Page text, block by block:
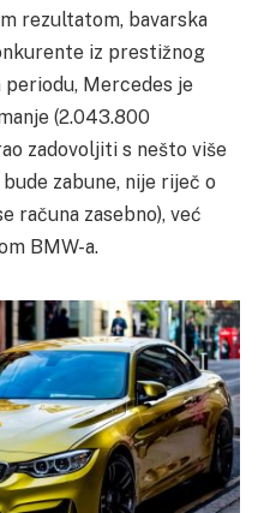
rezultatom, bavarska
iz prestižnog
Mercedes je
(2.043.800
zadovoljiti s nešto više
zabune, nije riječ o
računa zasebno), već
BMW-a.